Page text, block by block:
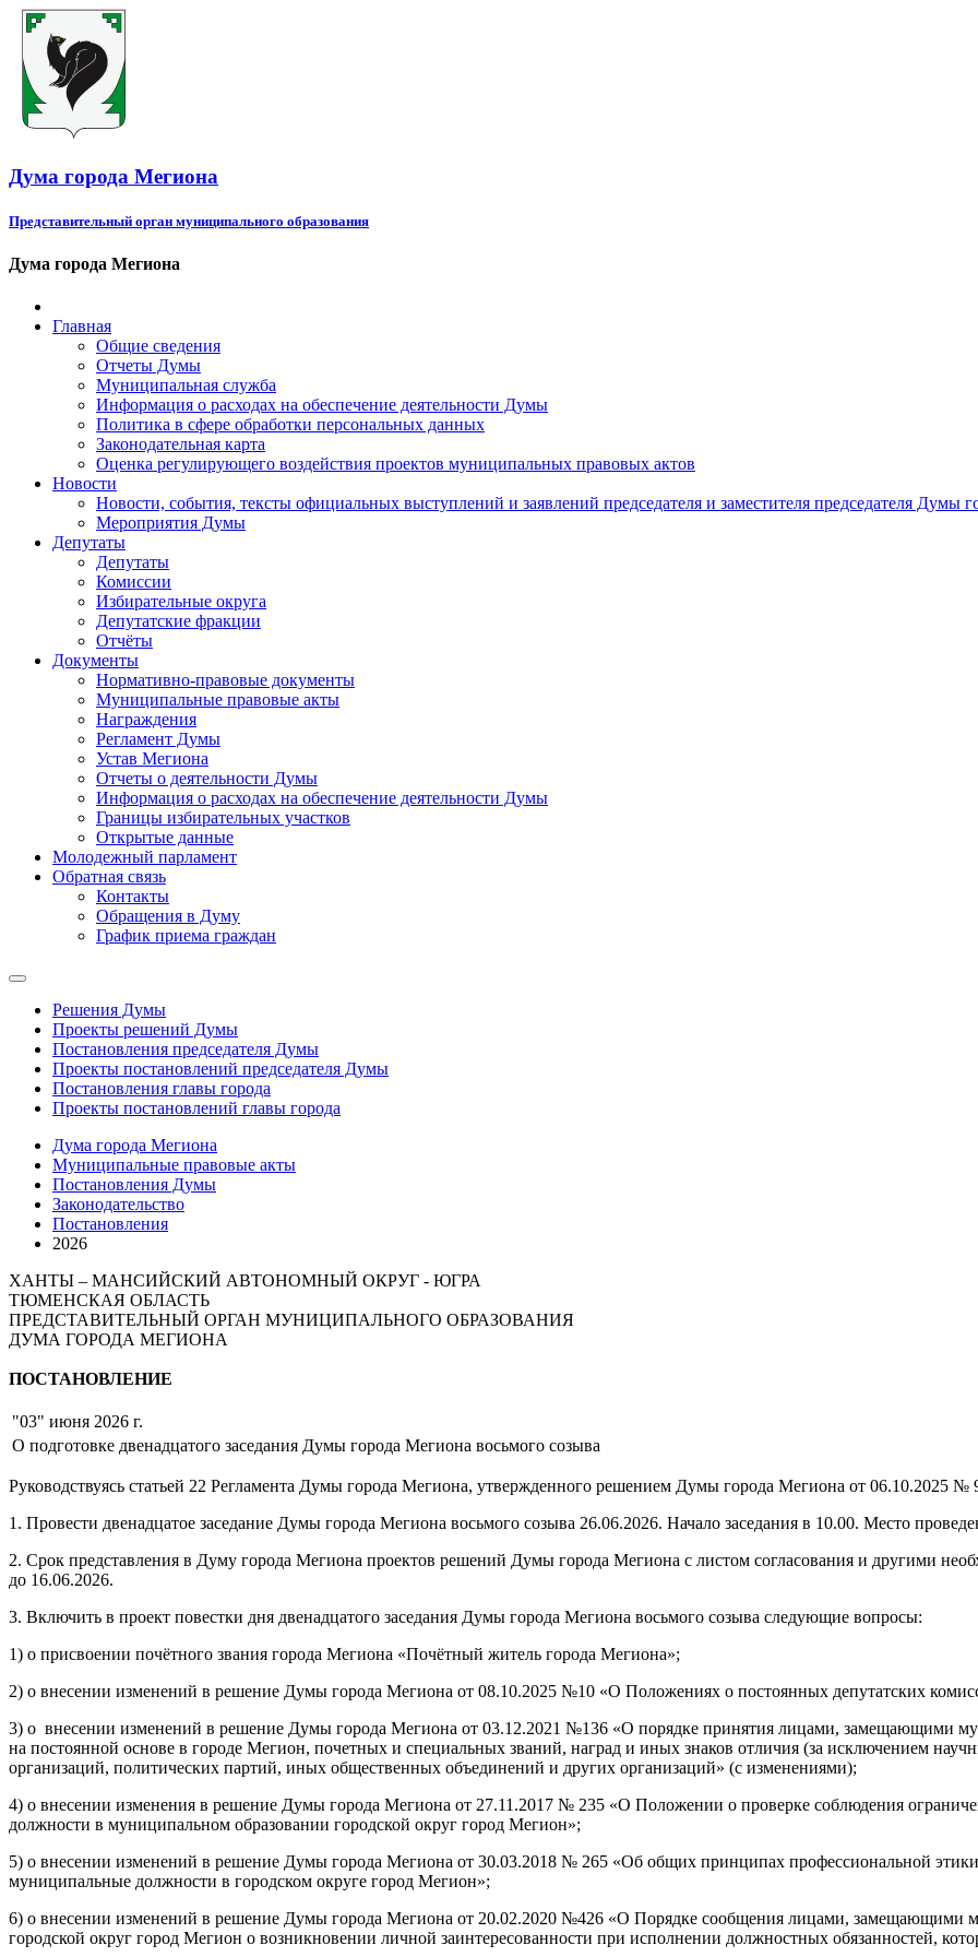
Дума города Мегиона
Представительный орган муниципального образования
Дума города Мегиона
Главная
Общие сведения
Отчеты Думы
Муниципальная служба
Информация о расходах на обеспечение деятельности Думы
Политика в сфере обработки персональных данных
Законодательная карта
Оценка регулирующего воздействия проектов муниципальных правовых актов
Новости
Новости, события, тексты официальных выступлений и заявлений председателя и заместителя председателя Думы
Мероприятия Думы
Депутаты
Депутаты
Комиссии
Избирательные округа
Депутатские фракции
Отчёты
Документы
Нормативно-правовые документы
Муниципальные правовые акты
Награждения
Регламент Думы
Устав Мегиона
Отчеты о деятельности Думы
Информация о расходах на обеспечение деятельности Думы
Границы избирательных участков
Открытые данные
Молодежный парламент
Обратная связь
Контакты
Обращения в Думу
График приема граждан
Решения Думы
Проекты решений Думы
Постановления председателя Думы
Проекты постановлений председателя Думы
Постановления главы города
Проекты постановлений главы города
Дума города Мегиона
Муниципальные правовые акты
Постановления Думы
Законодательство
Постановления
2026
ХАНТЫ – МАНСИЙСКИЙ АВТОНОМНЫЙ ОКРУГ - ЮГРА
ТЮМЕНСКАЯ ОБЛАСТЬ
ПРЕДСТАВИТЕЛЬНЫЙ ОРГАН МУНИЦИПАЛЬНОГО ОБРАЗОВАНИЯ
ДУМА ГОРОДА МЕГИОНА
ПОСТАНОВЛЕНИЕ
"03" июня 2026 г.
О подготовке двенадцатого заседания Думы города Мегиона восьмого созыва
Руководствуясь статьей 22 Регламента Думы города Мегиона, утвержденного решением Думы города Мегиона от 06.10.2025
1. Провести двенадцатое заседание Думы города Мегиона восьмого созыва 26.06.2026. Начало заседания в 10.00. Место
2. Срок представления в Думу города Мегиона проектов решений Думы города Мегиона с листом согласования и другими
до 16.06.2026.
3. Включить в проект повестки дня двенадцатого заседания Думы города Мегиона восьмого созыва следующие вопросы:
1) о присвоении почётного звания города Мегиона «Почётный житель города Мегиона»;
2) о внесении изменений в решение Думы города Мегиона от 08.10.2025 №10 «О Положениях о постоянных депутатских
3) о внесении изменений в решение Думы города Мегиона от 03.12.2021 №136 «О порядке принятия лицами, замещающими
на постоянной основе в городе Мегион, почетных и специальных званий, наград и иных знаков отличия (за исключением
организаций, политических партий, иных общественных объединений и других организаций» (с изменениями);
4) о внесении изменения в решение Думы города Мегиона от 27.11.2017 № 235 «О Положении о проверке соблюдения
должности в муниципальном образовании городской округ город Мегион»;
5) о внесении изменений в решение Думы города Мегиона от 30.03.2018 № 265 «Об общих принципах профессиональной
муниципальные должности в городском округе город Мегион»;
6) о внесении изменений в решение Думы города Мегиона от 20.02.2020 №426 «О Порядке сообщения лицами, замещающими
городской округ город Мегион о возникновении личной заинтересованности при исполнении должностных обязанностей,